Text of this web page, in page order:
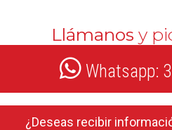
Llámanos y
Whatsapp:
¿Deseas recibir